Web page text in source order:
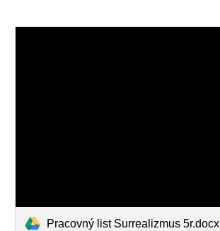
Pracovný list Surrealizmus 5r.docx